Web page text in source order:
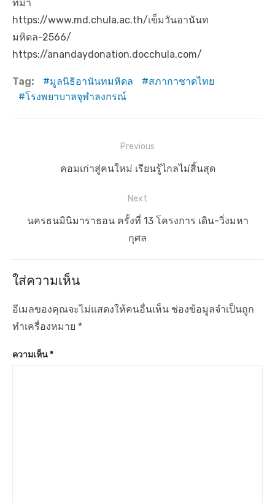
ที่มา
https://www.md.chula.ac.th/เข็มวันอานันท
มหิดล-2566/
https://anandaydonation.docchula.com/
Tag: มูลนิธิอานันทมหิดล
สภากาชาดไทย
โรงพยาบาลจุฬาลงกรณ์
รื่
ง
Previous
P
v
u
s
p
o
คอมเก่าสู่คนใหม่ เรียนรู้ไกลไม่สิ้นสุด
Next
p
o
s
:
นครธนมินิมาราธอน ครั้งที่ 13 โครงการ เดิน-วิ่งมหา
กุศล
ใส่ความเห็น
อีเมลของคุณจะไม่แสดงให้คนอื่นเห็น ช่องข้อมูลจำเป็นถูก
ทำเครื่องหมาย *
ความเห็น*